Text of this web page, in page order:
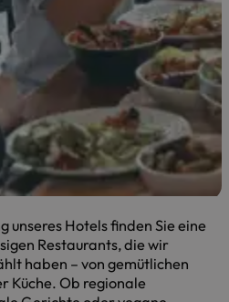
unseres Hotels finden Sie eine
Restaurants, die wir
haben – von gemütlichen
Küche. Ob regionale